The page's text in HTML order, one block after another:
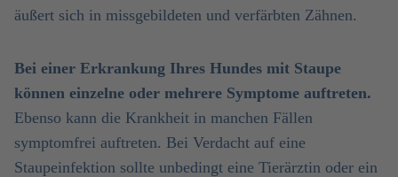
äußert sich in missgebildeten und verfärbten Zähnen.
Bei einer Erkrankung Ihres Hundes mit Staupe
können einzelne oder mehrere Symptome auftreten.
Ebenso kann die Krankheit in manchen Fällen
symptomfrei auftreten. Bei Verdacht auf eine
Staupeinfektion sollte unbedingt eine Tierärztin oder ein